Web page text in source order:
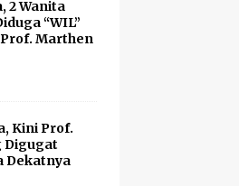
2 Wanita
“WIL”
Marthen
Kini Prof.
Digugat
Dekatnya